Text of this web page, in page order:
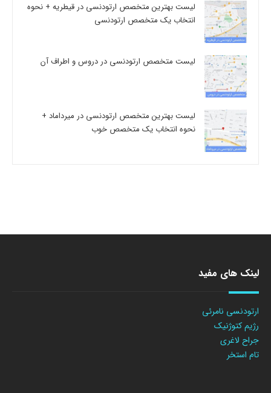
لیست بهترین متخصص ارتودنسی در قیطریه + نحوه
انتخاب یک متخصص ارتودنسی
لیست متخصص ارتودنسی در دروس و اطراف آن
لیست بهترین متخصص ارتودنسی در میرداماد +
نحوه انتخاب یک متخصص خوب
لینک های مفید
ارتودنسی نامرئی
رژیم کتوژنیک
جراح لاغری
تام استخر